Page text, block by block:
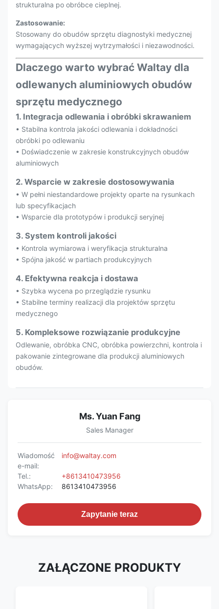
strukturalna po obróbce cieplnej.
Zastosowanie:
Stosowany do obudów sprzętu diagnostyki medycznej
wymagających wyższej wytrzymałości i niezawodności.
Dlaczego warto wybrać Waltay dla
odlewanych aluminiowych obudów
sprzętu medycznego
1. Integracja odlewania i obróbki skrawaniem
• Stabilna kontrola jakości odlewania i dokładności
obróbki po odlewaniu
• Doświadczenie w zakresie konstrukcyjnych obudów
aluminiowych
2. Wsparcie w zakresie dostosowywania
• W pełni niestandardowe projekty oparte na rysunkach
lub specyfikacjach
• Wsparcie dla prototypów i produkcji seryjnej
3. System kontroli jakości
• Kontrola wymiarowa i weryfikacja strukturalna
• Spójna jakość w partiach produkcyjnych
4. Efektywna reakcja i dostawa
• Szybka wycena po przeglądzie rysunku
• Stabilne terminy realizacji dla projektów sprzętu
medycznego
5. Kompleksowe rozwiązanie produkcyjne
Odlewanie, obróbka CNC, obróbka powierzchni, kontrola i
pakowanie zintegrowane dla produkcji aluminiowych
obudów.
Ms. Yuan Fang
Sales Manager
Wiadomość
e-mail:
info@waltay.com
Tel.:
+8613410473956
WhatsApp:
8613410473956
Zapytanie teraz
ZAŁĄCZONE PRODUKTY